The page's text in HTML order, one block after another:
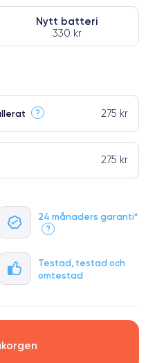
24 månaders garanti*
?
Testad, testad och
omtestad
Nytt batteri
330 kr
? 275 kr
275 kr